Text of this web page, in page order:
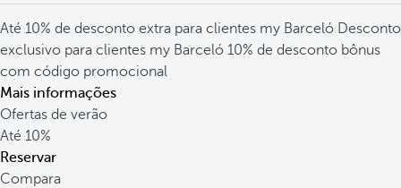
Até 10% de desconto extra para clientes my Barceló Desconto
exclusivo para clientes my Barceló 10% de desconto bônus
com código promocional
Mais informações
Ofertas de verão
Até 10%
Reservar
Compara